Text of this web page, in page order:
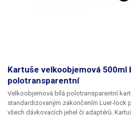
Kartuše velkoobjemová 500ml
polotransparentní
Velkoobjemová bílá polotransparentní
standardizovaným zakončením Luer-lock
všech dávkovacích jehel či adaptérů. Kartuš je vyrobena ze silného